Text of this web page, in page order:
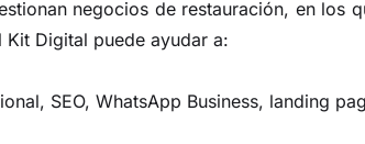
negocios de restauración, en los
Digital puede ayudar a:
SEO, WhatsApp Business, landing